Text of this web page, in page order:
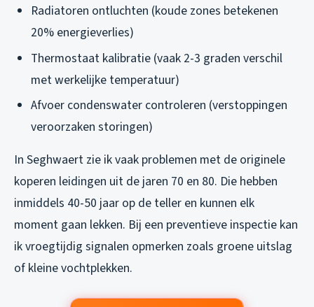
Radiatoren ontluchten (koude zones betekenen
20% energieverlies)
Thermostaat kalibratie (vaak 2-3 graden verschil
met werkelijke temperatuur)
Afvoer condenswater controleren (verstoppingen
veroorzaken storingen)
In Seghwaert zie ik vaak problemen met de originele
koperen leidingen uit de jaren 70 en 80. Die hebben
inmiddels 40-50 jaar op de teller en kunnen elk
moment gaan lekken. Bij een preventieve inspectie kan
ik vroegtijdig signalen opmerken zoals groene uitslag
of kleine vochtplekken.